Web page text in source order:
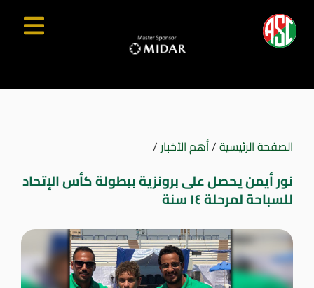
الصفحة الرئيسية/أهم الأخبار/
نور أيمن يحصل على برونزية ببطولة كأس الإتحاد
للسباحة لمرحلة ١٤ سنة